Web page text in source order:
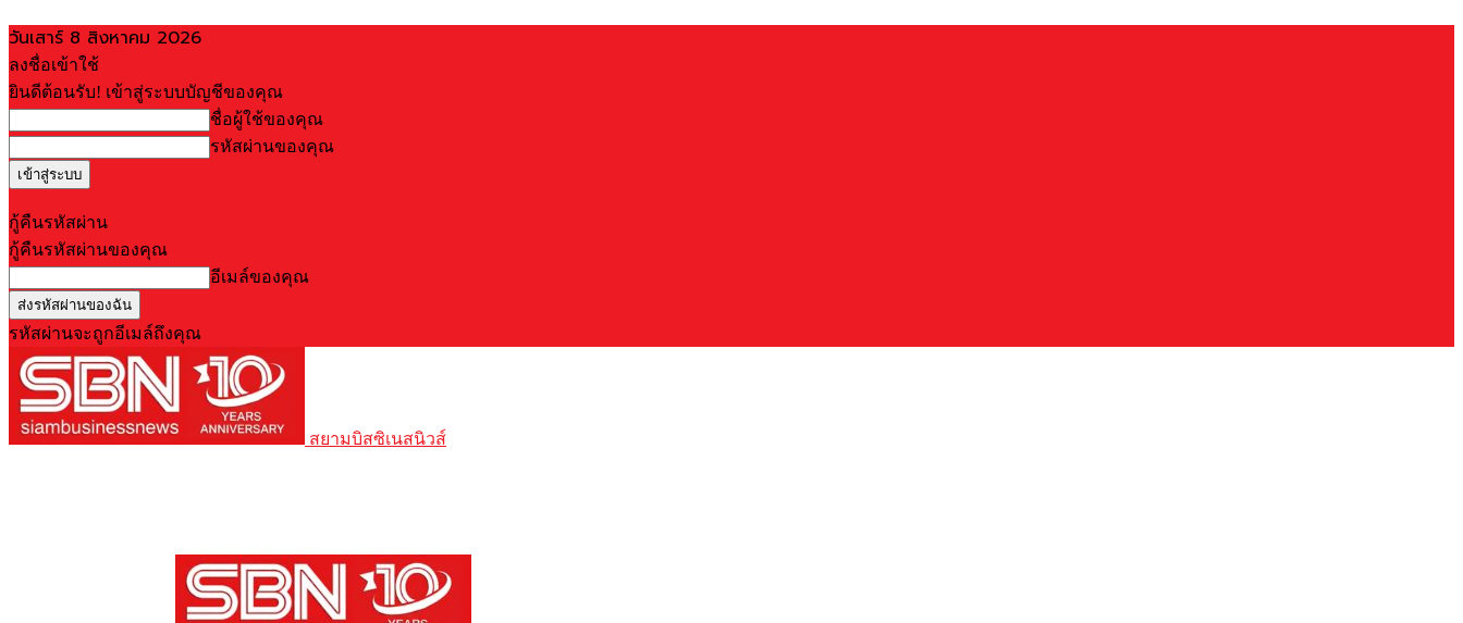
วันเสาร์ 8 สิงหาคม 2026
ลงชื่อเข้าใช้
ยินดีต้อนรับ! เข้าสู่ระบบบัญชีของคุณ
ชื่อผู้ใช้ของคุณ
รหัสผ่านของคุณ
กู้คืนรหัสผ่าน
กู้คืนรหัสผ่านของคุณ
อีเมล์ของคุณ
รหัสผ่านจะถูกอีเมล์ถึงคุณ
สยามบิสซิเนสนิวส์